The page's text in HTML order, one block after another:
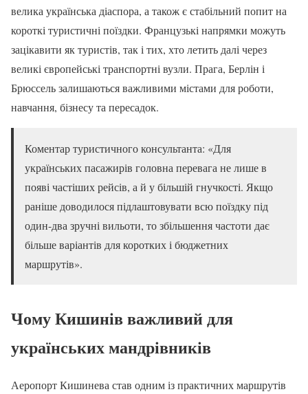
велика українська діаспора, а також є стабільний попит на
короткі туристичні поїздки. Французькі напрямки можуть
зацікавити як туристів, так і тих, хто летить далі через
великі європейські транспортні вузли. Прага, Берлін і
Брюссель залишаються важливими містами для роботи,
навчання, бізнесу та пересадок.
Коментар туристичного консультанта: «Для
українських пасажирів головна перевага не лише в
появі частіших рейсів, а й у більшій гнучкості. Якщо
раніше доводилося підлаштовувати всю поїздку під
один-два зручні вильоти, то збільшення частоти дає
більше варіантів для коротких і бюджетних
маршрутів».
Чому Кишинів важливий для
українських мандрівників
Аеропорт Кишинева став одним із практичних маршрутів